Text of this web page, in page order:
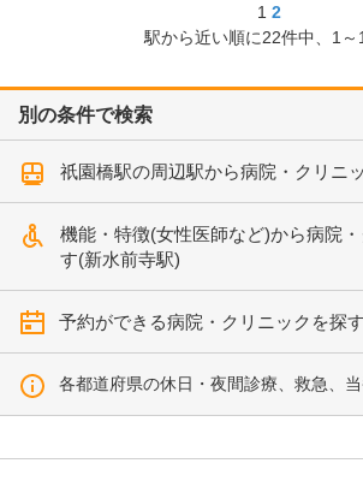
1 2
駅から近い順に22件中、 1～
別の条件で検索
祇園橋駅の周辺駅から病院・クリニ
機能・特徴(女性医師など)から病院
す(新水前寺駅)
予約ができる病院・クリニックを探
各都道府県の休日・夜間診療、救急、